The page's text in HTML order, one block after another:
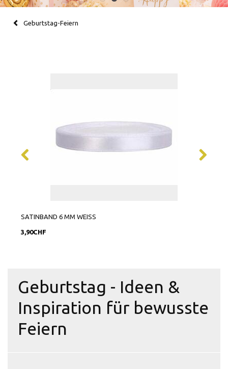
JETZT ZAHL WÄHLEN
Geburtstag-Feiern
SATINBAND 6 MM WEISS
3,90CHF
Geburtstag - Ideen &
Inspiration für bewusste
Feiern